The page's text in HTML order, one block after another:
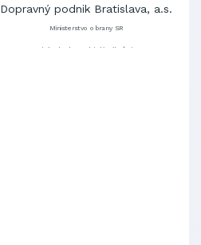
Dopravný podnik Bratislava, a.s.
Ministerstvo obrany SR
Východoslovenská distribučná,